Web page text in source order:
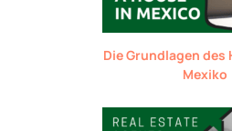
Die Grundlagen des
Mexiko